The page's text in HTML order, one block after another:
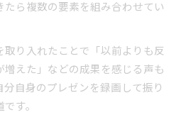
ら複数の要素を組み合わせてい
り入れたことで「以前よりも反
えた」などの成果を感じる声も
自身のプレゼンを録画して振り
す。